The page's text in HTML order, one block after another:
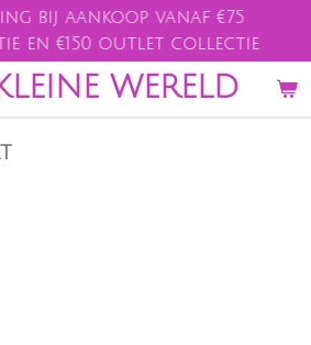
WERELD
bij aankoop vanaf €75
en €150 outlet collectie